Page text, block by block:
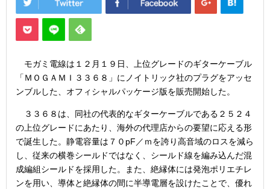
モガミ電線は１２月１９日、上位グレードのギターケーブル
「ＭＯＧＡＭＩ３３６８」にノイトリック社のプラグをアッセ
ンブルした、オフィシャルパッケージ版を販売開始した。
３３６８は、同社の代表的なギターケーブルである２５２４
の上位グレードにあたり、海外の代理店からの要望に応える形
で誕生した。静電容量は７０pF／ｍを誇り高音域のロスを減ら
し、従来の横巻シールドではなく、シールド線を編み込んだ混
成編組シールドを採用した。また、絶縁体には発泡ポリエチレ
ンを用い、導体と絶縁体の間に半導電層を設けたことで、優れ